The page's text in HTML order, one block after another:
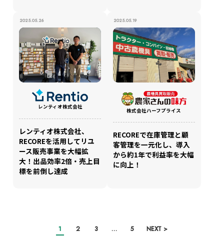
レンティオ株式会社
2025.05.26
レンティオ株式会社、
RECOREを活用してリユ
ース販売事業を大幅拡
大！出品効率2倍・売上目
標を前倒し達成
株式会社ハーフプライス
2025.05.19
RECOREで在庫管理と顧
客管理を一元化し、導入
から約1年で利益率を大幅
に向上！
1 2 3 … 5 NEXT >